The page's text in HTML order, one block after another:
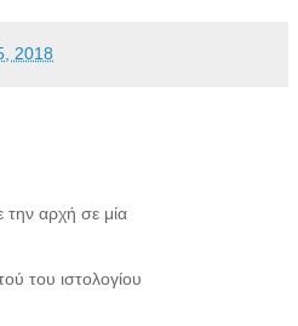
2018
την αρχή σε μία
του ιστολογίου